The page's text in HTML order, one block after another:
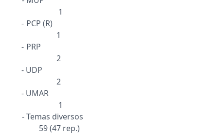
1
- PCP (R)
1
- PRP
2
- UDP
2
- UMAR
1
- Temas diversos
59 (47 rep.)